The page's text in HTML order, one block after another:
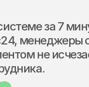
за 7
менеджеры
не